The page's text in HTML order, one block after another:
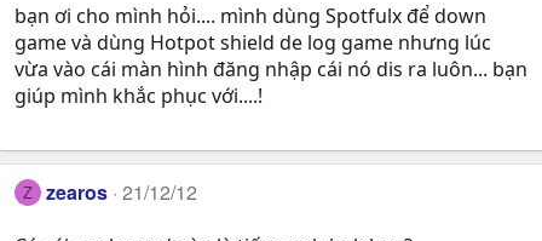
bạn ơi cho mình hỏi.... mình dùng Spotfulx để down
game và dùng Hotpot shield de log game nhưng lúc
vừa vào cái màn hình đăng nhập cái nó dis ra luôn... bạn
giúp mình khắc phục với....!
Z zearos 21/12/12